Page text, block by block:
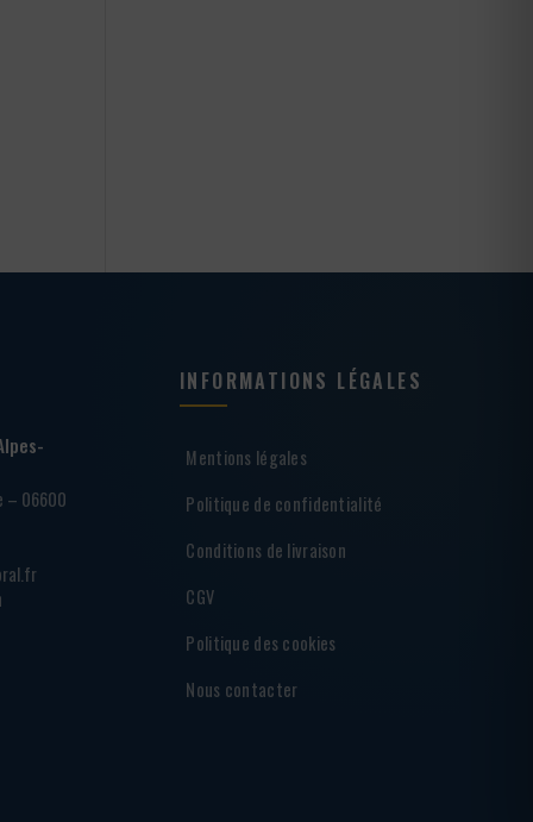
– 06600
INFORMATIONS LÉGALES
Mentions légales
Politique de confidentialité
Conditions de livraison
CGV
Politique des cookies
Nous contacter